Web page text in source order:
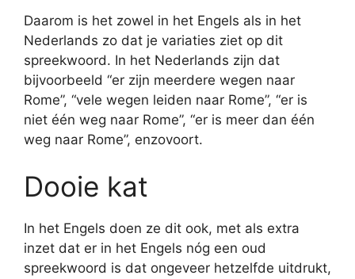
Daarom is het zowel in het Engels als in het
Nederlands zo dat je variaties ziet op dit
spreekwoord. In het Nederlands zijn dat
bijvoorbeeld “er zijn meerdere wegen naar
Rome”, “vele wegen leiden naar Rome”, “er is
niet één weg naar Rome”, “er is meer dan één
weg naar Rome”, enzovoort.
Dooie kat
In het Engels doen ze dit ook, met als extra
inzet dat er in het Engels nóg een oud
spreekwoord is dat ongeveer hetzelfde uitdrukt,